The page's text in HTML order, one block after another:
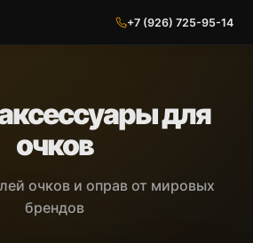
+7 (926) 725-95-14
для
очков
очков и оправ от мировых
брендов